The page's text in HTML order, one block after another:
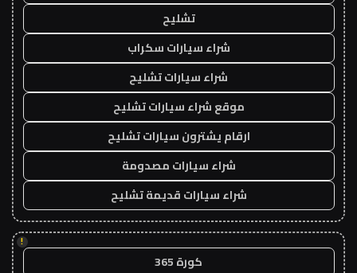
تشليح
شراء سيارات سكراب
شراء سيارات تشليح
موقع شراء سيارات تشليح
ارقام يشترون سيارات تشليح
شراء سيارات مصدومة
شراء سيارات قديمة تشليح
!
كورة 365